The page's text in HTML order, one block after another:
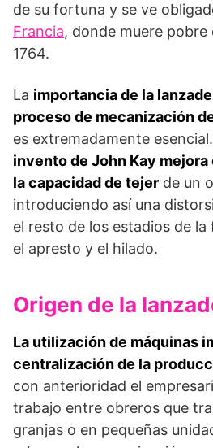
de su fortuna y se ve
Francia, donde muere pobre
1764.
La importancia de la
proceso de mecanización
es extremadamente
invento de John Kay
la capacidad de tejer de un
introduciendo así una
el resto de los estadios de
el apresto y el hilado.
Origen de la
La utilización de máquinas
centralización de la
con anterioridad el
trabajo entre obreros que
granjas o en pequeñas